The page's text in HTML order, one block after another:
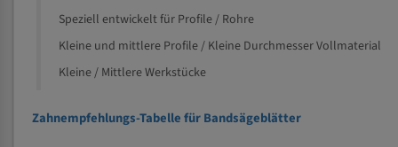
Speziell entwickelt für Profile / Rohre
Kleine und mittlere Profile / Kleine Durchmesser Vollmaterial
Kleine / Mittlere Werkstücke
Zahnempfehlungs-Tabelle für Bandsägeblätter